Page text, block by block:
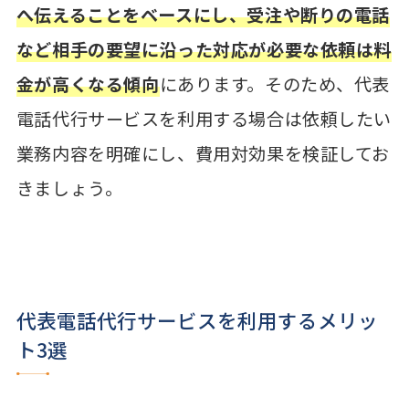
へ伝えることをベースにし、受注や断りの電話
など相手の要望に沿った対応が必要な依頼は料
金が高くなる傾向にあります。そのため、代表
電話代行サービスを利用する場合は依頼したい
業務内容を明確にし、費用対効果を検証してお
きましょう。
代表電話代行サービスを利用するメリッ
ト3選